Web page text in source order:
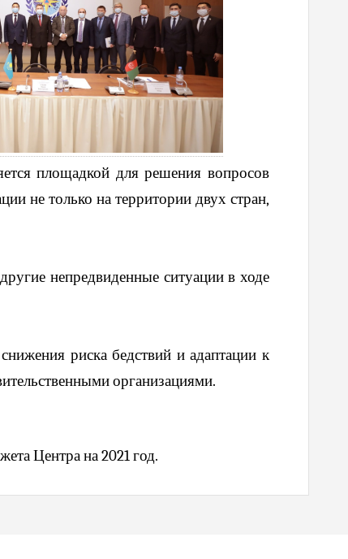
площадкой для решения вопросов
не только на территории двух стран,
непредвиденные ситуации в ходе
риска бедствий и адаптации к
организациями.
Центра на 2021 год.